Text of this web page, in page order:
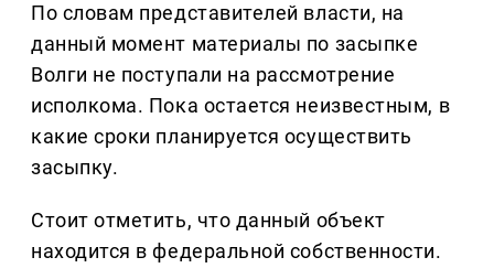
По словам представителей власти, на
данный момент материалы по засыпке
Волги не поступали на рассмотрение
исполкома. Пока остается неизвестным, в
какие сроки планируется осуществить
засыпку.
Стоит отметить, что данный объект
находится в федеральной собственности.